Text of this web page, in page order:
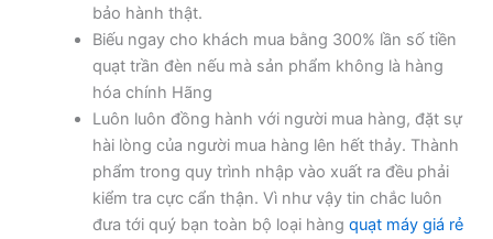
bảo hành thật.
Biếu ngay cho khách mua bằng 300% lần số tiền
quạt trần đèn nếu mà sản phẩm không là hàng
hóa chính Hãng
Luôn luôn đồng hành với người mua hàng, đặt sự
hài lòng của người mua hàng lên hết thảy. Thành
phẩm trong quy trình nhập vào xuất ra đều phải
kiểm tra cực cẩn thận. Vì như vậy tin chắc luôn
đưa tới quý bạn toàn bộ loại hàng quạt máy giá rẻ